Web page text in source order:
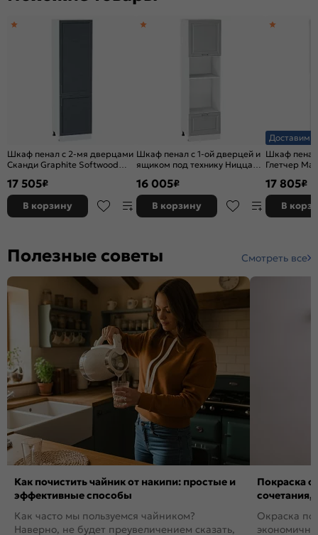
Шкаф пенал с 2-мя дверцами
Сканди Graphite Softwood
17 505₽
В корзину
Шкаф пенал с 1-ой дверцей и
ящиком под технику Ницца
16 005₽
В корзину
Доставим
Шкаф
Глетчер
17 805₽
В
Полезные советы Смотреть все
Как почистить чайник от накипи: простые и
эффективные способы
Как часто мы пользуемся чайником?
Наверно, не будет преувеличением сказать,
Покраска
сочетания,
Окраска